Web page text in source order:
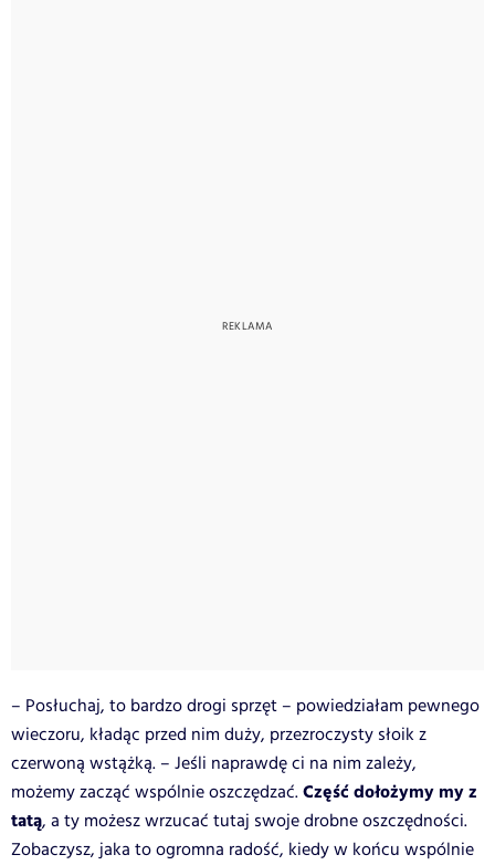
– Posłuchaj, to bardzo drogi sprzęt – powiedziałam pewnego
wieczoru, kładąc przed nim duży, przezroczysty słoik z
czerwoną wstążką. – Jeśli naprawdę ci na nim zależy,
możemy zacząć wspólnie oszczędzać.Część dołożymy my z
tatą, a ty możesz wrzucać tutaj swoje drobne oszczędności.
Zobaczysz, jaka to ogromna radość, kiedy w końcu wspólnie